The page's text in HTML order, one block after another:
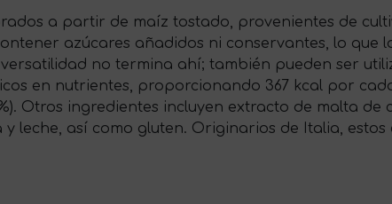
a partir de maíz tostado, provenientes de
azúcares añadidos ni conservantes, lo que
no termina ahí; también pueden ser
en nutrientes, proporcionando 367 kcal por
Otros ingredientes incluyen extracto de malta de
leche, así como gluten. Originarios de Italia, estos